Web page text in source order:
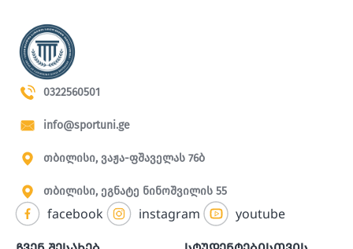
0322560501
info@sportuni.ge
თბილისი, ვაჟა-ფშაველას 76ბ
თბილისი, ეგნატე ნინოშვილის 55
facebook instagram youtube